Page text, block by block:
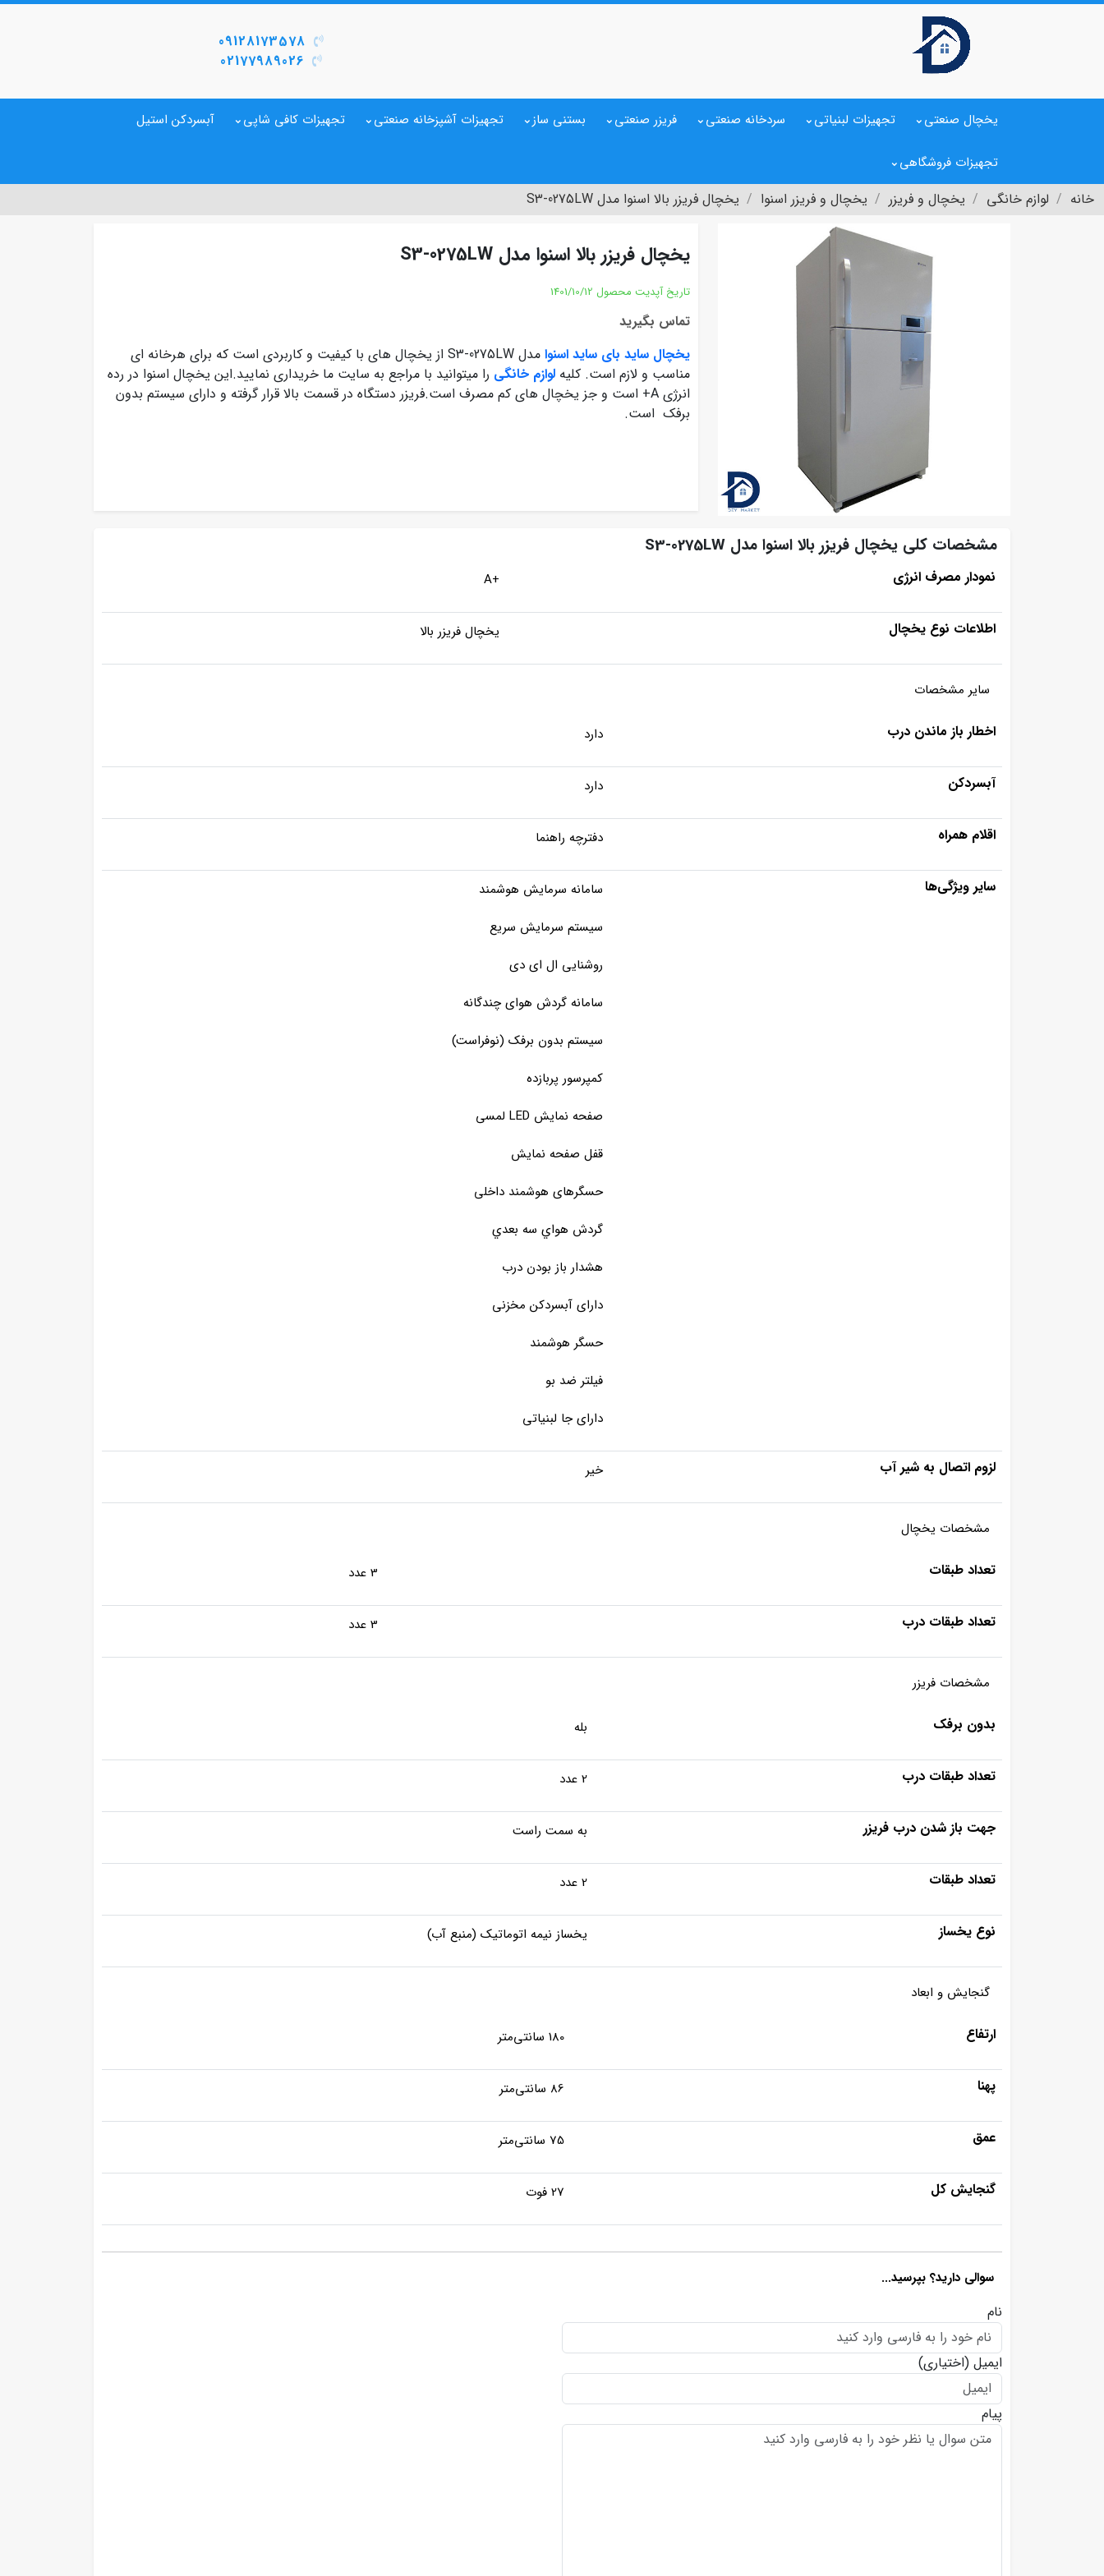
09128173578
02177989026
یخچال صنعتی تجهیزات لبنیاتی سردخانه صنعتی فریزر صنعتی بستنی ساز تجهیزات آشپزخانه صنعتی تجهیزات کافی شاپی آبسردکن استیل
تجهیزات فروشگاهی
خانه لوازم خانگی یخچال و فریزر یخچال و فریزر اسنوا یخچال فریزر بالا اسنوا مدل S3-0275LW
یخچال فریزر بالا اسنوا مدل S3-0275LW
تاریخ آپدیت محصول 1401/10/12
تماس بگیرید
یخچال ساید بای ساید اسنوا
مدل S3-0275LW از یخچال های با کیفیت و کاربردی است که برای هرخانه ای
مناسب و لازم است. کلیه لوازم خانگی را میتوانید با مراجع به سایت ما خریداری نمایید.این یخچال اسنوا در رده
انرژی A+ است و جز یخچال های کم مصرف است.فریزر دستگاه در قسمت بالا قرار گرفته و دارای سیستم بدون
برفک است.
مشخصات کلی یخچال فریزر بالا اسنوا مدل S3-0275LW
نمودار مصرف انرژی +A
اطلاعات نوع یخچال یخچال فریزر بالا
سایر مشخصات
اخطار باز ماندن درب دارد
آبسردکن دارد
اقلام همراه دفترچه راهنما
سایر ویژگی‌ها
سامانه سرمایش هوشمند
سیستم سرمایش سریع
روشنایی ال ای دی
سامانه گردش هوای چندگانه
سیستم بدون برفک (نوفراست)
کمپرسور پربازده
صفحه نمایش LED لمسی
قفل صفحه نمایش
حسگرهای هوشمند داخلی
گردش هواي سه بعدي
هشدار باز بودن درب
دارای آبسردکن مخزنی
حسگر هوشمند
فيلتر ضد بو
دارای جا لبنیاتی
لزوم اتصال به شیر آب خیر
مشخصات یخچال
تعداد طبقات 3 عدد
تعداد طبقات درب 3 عدد
مشخصات فریزر
بدون برفک بله
تعداد طبقات درب 2 عدد
جهت باز شدن درب فریزر به سمت راست
تعداد طبقات 2 عدد
نوع یخساز یخساز نیمه اتوماتیک (منبع آب)
گنجایش و ابعاد
ارتفاع 180 سانتی‌متر
پهنا 86 سانتی‌متر
عمق 75 سانتی‌متر
گنجایش کل 27 فوت
سوالی دارید؟ بپرسید...
نام
ایمیل (اختیاری)
پیام